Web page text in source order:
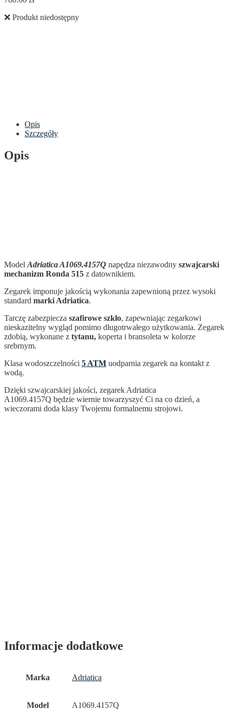
❌ Produkt niedostępny
Opis
Szczegóły
Opis
Model Adriatica A1069.4157Q napędza niezawodny szwajcarski
mechanizm Ronda 515 z datownikiem.
Zegarek imponuje jakością wykonania zapewnioną przez wysoki
standard marki Adriatica.
Tarczę zabezpiecza szafirowe szkło, zapewniając zegarkowi
nieskazitelny wygląd pomimo długotrwałego użytkowania. Zegarek
zdobią, wykonane z tytanu, koperta i bransoleta w kolorze
srebrnym.
Klasa wodoszczelności 5 ATM uodparnia zegarek na kontakt z
wodą.
Dzięki szwajcarskiej jakości, zegarek Adriatica
A1069.4157Q będzie wiernie towarzyszyć Ci na co dzień, a
wieczorami doda klasy Twojemu formalnemu strojowi.
Informacje dodatkowe
Marka Adriatica
Model A1069.4157Q